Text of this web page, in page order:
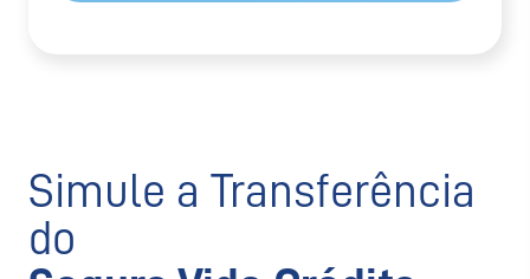
Simule a Transferência
do